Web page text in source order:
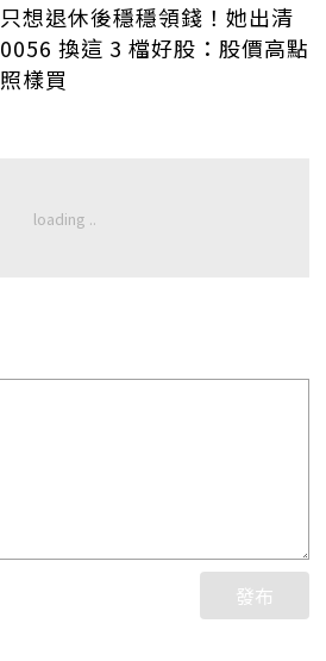
只想退休後穩穩領錢！她出清
0056 換這 3 檔好股：股價高點
照樣買
發布